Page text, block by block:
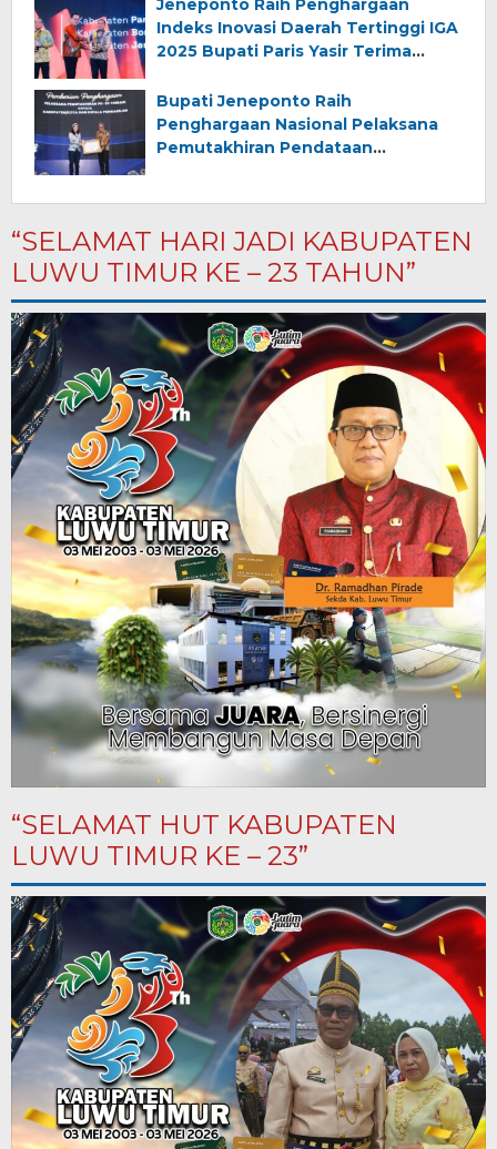
Jeneponto Raih Penghargaan
Indeks Inovasi Daerah Tertinggi IGA
2025 Bupati Paris Yasir Terima
Negeri
Bupati Jeneponto Raih
Penghargaan Nasional Pelaksana
Pemutakhiran Pendataan
“SELAMAT HARI JADI KABUPATEN
LUWU TIMUR KE – 23 TAHUN”
“SELAMAT HUT KABUPATEN
LUWU TIMUR KE – 23”